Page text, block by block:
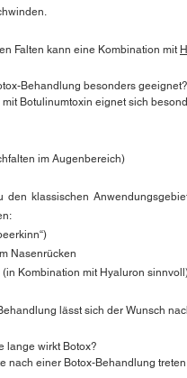
Falten kann eine Kombination mit
Behandlung besonders geeignet?
Botulinumtoxin eignet sich
im Augenbereich)
den klassischen
Nasenrücken
Kombination mit Hyaluron
lässt sich der Wunsch
lange wirkt Botox?
nach einer Botox-Behandlung